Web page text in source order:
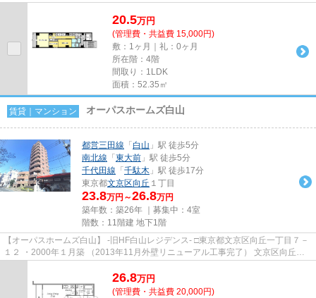
20.5万円
(管理費・共益費 15,000円)
敷：1ヶ月｜礼：0ヶ月
所在階：4階
間取り：1LDK
面積：52.35㎡
賃貸｜マンション オーパスホームズ白山
都営三田線 「 白山 」駅 徒歩5分
南北線 「 東大前 」駅 徒歩5分
千代田線 「 千駄木 」駅 徒歩17分
東京都文京区向丘 １丁目
23.8万円～26.8万円
築年数：築26年 ｜募集中： 4室
階数：11階建 地下1階
【オーパスホームズ白山】 -旧HF白山レジデンス- □東京都文京区向丘一丁目７－
１２ ・2000年１月築 （2013年11月外壁リニューアル工事完了） 文京区向丘の
26.8万円
(管理費・共益費 20,000円)